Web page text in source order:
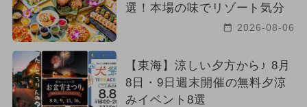
選！本場の味でリゾート気分
2026-08-06
【東海】涼しい夕方から♪ 8月
8日・9日週末開催の無料夕涼
みイベント8選